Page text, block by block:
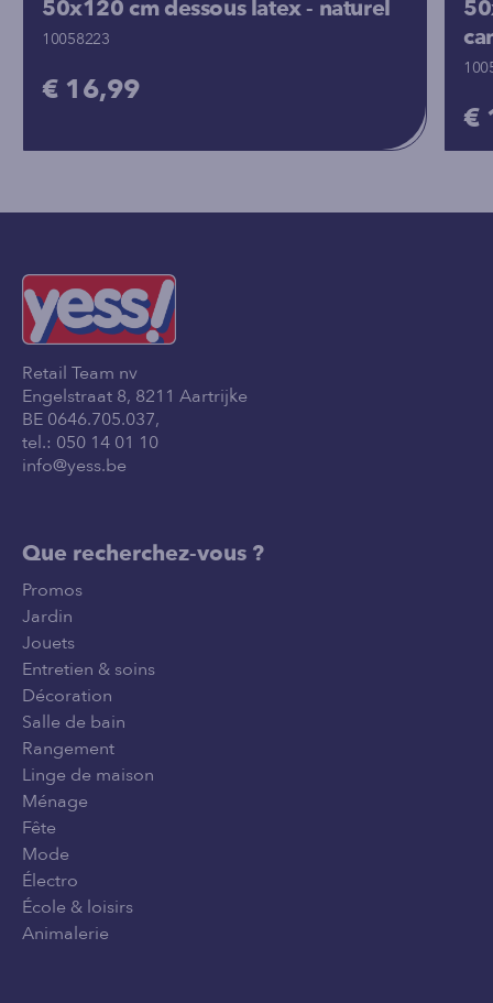
50x120 cm dessous latex - naturel
10058223
€ 16,99
€
Retail Team nv
Engelstraat 8, 8211 Aartrijke
BE 0646.705.037,
tel.: 050 14 01 10
info@yess.be
Que recherchez-vous ?
Promos
Jardin
Jouets
Entretien & soins
Décoration
Salle de bain
Rangement
Linge de maison
Ménage
Fête
Mode
Électro
École & loisirs
Animalerie